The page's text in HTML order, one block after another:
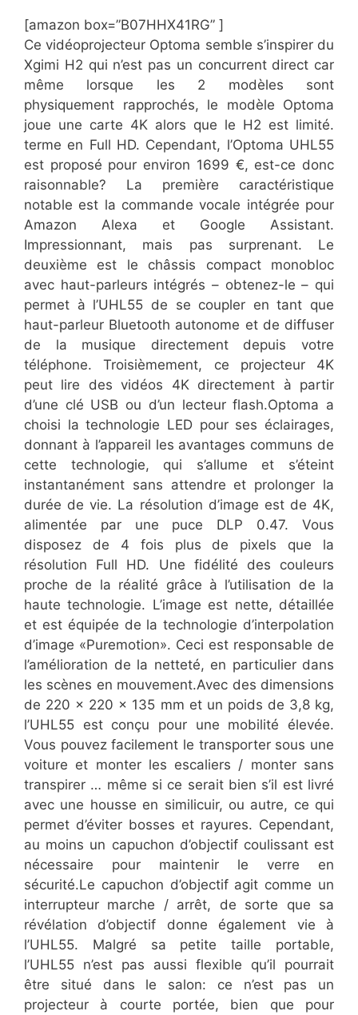
[amazon box=”​​B07HHX41RG” ]
​Ce vidéoprojecteur Optoma semble s’inspirer du
Xgimi H2 qui n’est pas un concurrent direct car
même lorsque les 2 modèles sont
physiquement rapprochés, le modèle Optoma
joue une carte 4K alors que le H2 est limité.
terme en Full HD. Cependant, l’Optoma UHL55
est proposé pour environ 1699 €, est-ce donc
raisonnable? La première caractéristique
notable est la commande vocale intégrée pour
Amazon Alexa et Google Assistant.
Impressionnant, mais pas surprenant. Le
deuxième est le châssis compact monobloc
avec haut-parleurs intégrés – obtenez-le – qui
permet à l’UHL55 de se coupler en tant que
haut-parleur Bluetooth autonome et de diffuser
de la musique directement depuis votre
téléphone. Troisièmement, ce projecteur 4K
peut lire des vidéos 4K directement à partir
d’une clé USB ou d’un lecteur flash.Optoma a
choisi la technologie LED pour ses éclairages,
donnant à l’appareil les avantages communs de
cette technologie, qui s’allume et s’éteint
instantanément sans attendre et prolonger la
durée de vie. La résolution d’image est de 4K,
alimentée par une puce DLP 0.47. Vous
disposez de 4 fois plus de pixels que la
résolution Full HD. Une fidélité des couleurs
proche de la réalité grâce à l’utilisation de la
haute technologie. L’image est nette, détaillée
et est équipée de la technologie d’interpolation
d’image «Puremotion». Ceci est responsable de
l’amélioration de la netteté, en particulier dans
les scènes en mouvement.Avec des dimensions
de 220 x 220 x 135 mm et un poids de 3,8 kg,
l’UHL55 est conçu pour une mobilité élevée.
Vous pouvez facilement le transporter sous une
voiture et monter les escaliers / monter sans
transpirer … même si ce serait bien s’il est livré
avec une housse en similicuir, ou autre, ce qui
permet d’éviter bosses et rayures. Cependant,
au moins un capuchon d’objectif coulissant est
nécessaire pour maintenir le verre en
sécurité.Le capuchon d’objectif agit comme un
interrupteur marche / arrêt, de sorte que sa
révélation d’objectif donne également vie à
l’UHL55. Malgré sa petite taille portable,
l’UHL55 n’est pas aussi flexible qu’il pourrait
être situé dans le salon: ce n’est pas un
projecteur à courte portée, bien que pour